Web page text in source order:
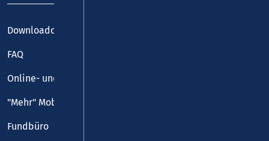
Downloadcenter
FAQ
Online- und Handy-Tickets
"Mehr" Mobilität
Fundbüro